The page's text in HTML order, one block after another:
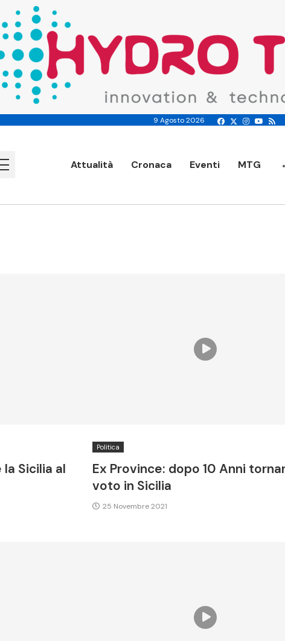
9 Agosto 2026
Attualità Cronaca Eventi MTG
Sicilia al
Politica
Ex Province: dopo 10 Anni
voto in Sicilia
25 Novembre 2021